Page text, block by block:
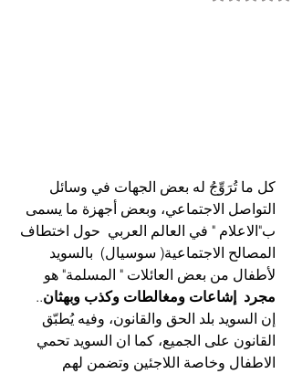
كل ما تُرَوِّجُ له بعض الجهات في وسائل
التواصل الاجتماعي، وبعض أجهزة ما يسمى
ب"الاعلام " في العالم العربي  حول اختطاف
المصالح الاجتماعية( سوسيال)  بالسويد
لأطفال من بعض العائلات " المسلمة" هو
مجرد  إشاعات ومغالطات وكذب وبهثان..
إن السويد بلد الحق والقانون، وفيه يُطبّق
القانون على الجميع، كما ان السويد تحمي
الاطفال وخاصة اللاجئين وتضمن لهم